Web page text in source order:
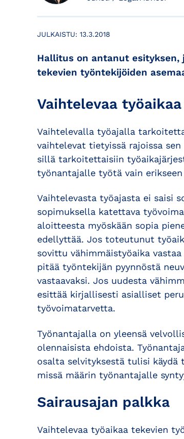
JULKAISTU: 13.3.2018
Hallitus on antanut esityksen,
tekevien työntekijöiden
Vaihtelevaa
Vaihtelevalla työajalla
vaihtelevat tietyissä rajoissa
sillä tarkoitettaisiin
työnantajalle työtä vain
Vaihtelevasta työajasta ei saisi
sopimuksella katettava
aloitteesta myöskään sopia
edellyttää. Jos toteutunut
sovittu vähimmäistyöaika
pitää työntekijän pyynnöstä
vastaavaksi. Jos uudesta
esittää kirjallisesti asialliset
työvoimatarvetta.
Työnantajalla on yleensä
olennaisista ehdoista.
osalta selvityksestä tulisi
missä määrin työnantajalle
Sairausajan palkka
Vaihtelevaa työaikaa tekevien